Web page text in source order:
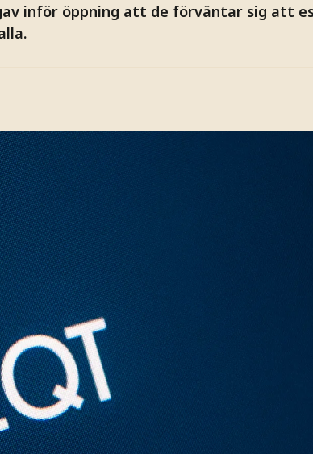
inför öppning att de förväntar sig att